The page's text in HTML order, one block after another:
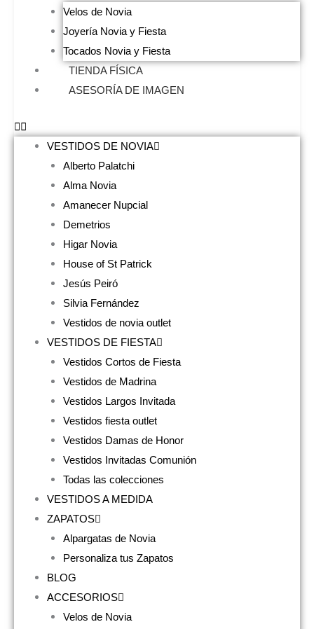
Velos de Novia
Joyería Novia y Fiesta
Tocados Novia y Fiesta
TIENDA FÍSICA
ASESORÍA DE IMAGEN
VESTIDOS DE NOVIA
Alberto Palatchi
Alma Novia
Amanecer Nupcial
Demetrios
Higar Novia
House of St Patrick
Jesús Peiró
Silvia Fernández
Vestidos de novia outlet
VESTIDOS DE FIESTA
Vestidos Cortos de Fiesta
Vestidos de Madrina
Vestidos Largos Invitada
Vestidos fiesta outlet
Vestidos Damas de Honor
Vestidos Invitadas Comunión
Todas las colecciones
VESTIDOS A MEDIDA
ZAPATOS
Alpargatas de Novia
Personaliza tus Zapatos
BLOG
ACCESORIOS
Velos de Novia